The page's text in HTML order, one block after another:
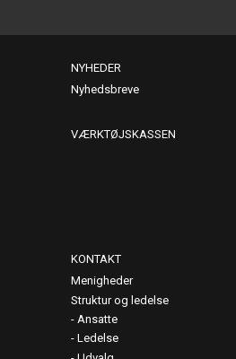
NYHEDER
Nyhedsbreve
VÆRKTØJSKASSEN
KONTAKT
Menigheder
Struktur og ledelse
Ansatte
Ledelse